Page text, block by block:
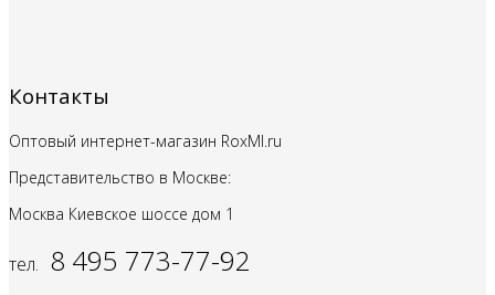
Контакты
Оптовый интернет-магазин RoxMI.ru
Представительство в Москве:
Москва Киевское шоссе дом 1
тел. 8 495 773-77-92